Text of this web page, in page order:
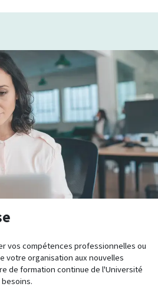
vos compétences professionnelles ou
votre organisation aux nouvelles
de formation continue de l'Université